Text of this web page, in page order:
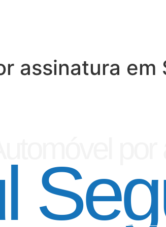
assinatura em